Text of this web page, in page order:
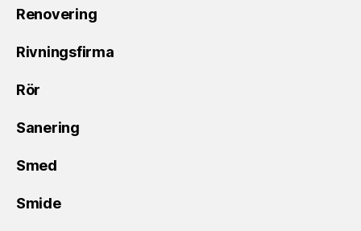
Renovering
Rivningsfirma
Rör
Sanering
Smed
Smide